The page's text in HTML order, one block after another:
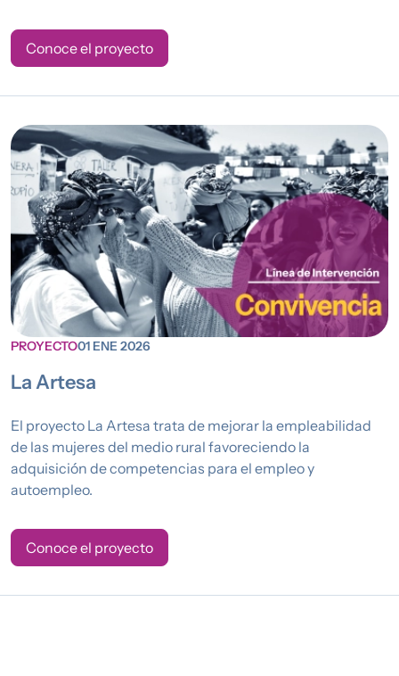
Conoce el proyecto
PROYECTO01 ENE 2026
La Artesa
El proyecto La Artesa trata de mejorar la empleabilidad
de las mujeres del medio rural favoreciendo la
adquisición de competencias para el empleo y
autoempleo.
Conoce el proyecto